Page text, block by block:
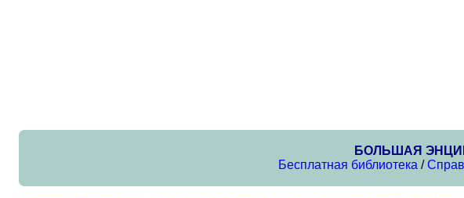
БОЛЬШАЯ
Бесплатная библиотека /